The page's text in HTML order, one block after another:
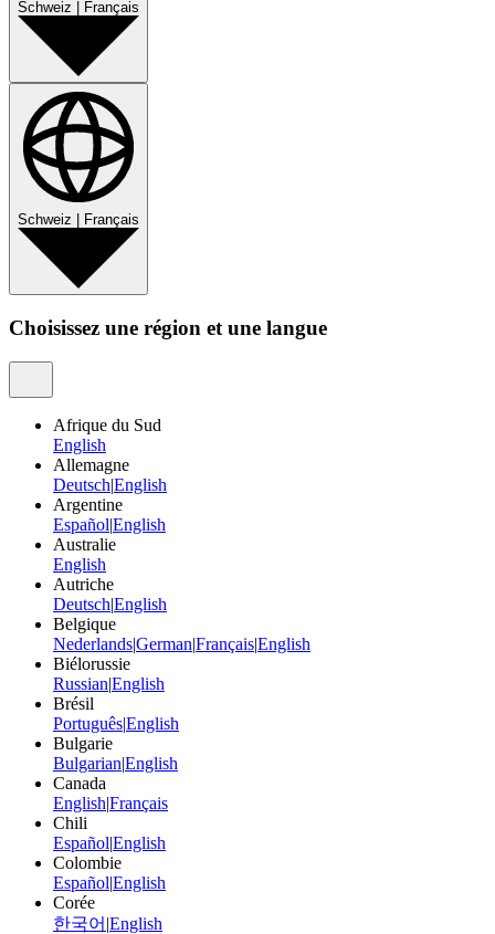
Schweiz Français
Schweiz Français
Choisissez une région et une langue
Afrique du Sud
English
Allemagne
Deutsch|English
Argentine
Español|English
Australie
English
Autriche
Deutsch|English
Belgique
Nederlands|German|Français|English
Biélorussie
Russian|English
Brésil
Português|English
Bulgarie
Bulgarian|English
Canada
English|Français
Chili
Español|English
Colombie
Español|English
Corée
한국어 |English